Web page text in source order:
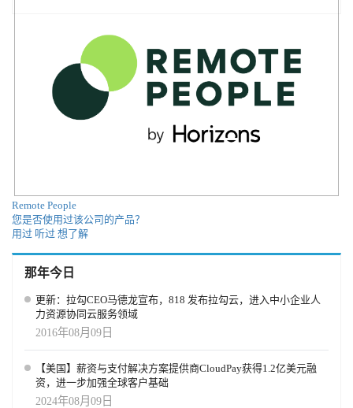
半岛集团网络安全副总监Aaron Paddison谈到了CultureAI为其组织带
来的价值： “我们认识到，在改善员工安全行为方面，一揽子培训的
实际效果甚微，我们需要一个更有针对性的解决方案。在了解员工
的行为方面，CultureAI 改变了我们的游戏规则。我们可以在风险发
生时进行干预，而不是依赖于培训模块（人们会立即忘记）。 关于
别员工的网络安全风险，对员工进行即时指导，并自动进行修复。
风险，无论员工在何处工作，从电子邮件到即时通讯工具，再到
SaaS应用程序。 CultureAI总部位于英国，在曼彻斯特和伦敦设有办
事处，深受全球领先企业的信赖。
Remote People
您是否使用过该公司的产品？
用过 听过 想了解
那年今日
更新：拉勾CEO马德龙宣布，818 发布拉勾云，进入中小企业人
力资源协同云服务领域
2016年08月09日
【美国】薪资与支付解决方案提供商CloudPay获得1.2亿美元融
资，进一步加强全球客户基础
2024年08月09日